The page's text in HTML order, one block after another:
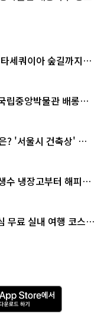
세쿼이아 숲길까지…
립중앙박물관 배롱나
? '서울시 건축상' 수
수 냉장고부터 해피소
무료 실내 여행 코스
A
p
p